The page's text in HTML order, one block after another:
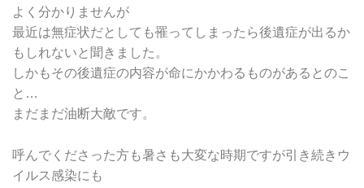
よく分かりませんが
最近は無症状だとしても罹ってしまったら後遺症が出るか
もしれないと聞きました。
しかもその後遺症の内容が命にかかわるものがあるとのこ
と…
まだまだ油断大敵です。
呼んでくださった方も暑さも大変な時期ですが引き続きウ
イルス感染にも